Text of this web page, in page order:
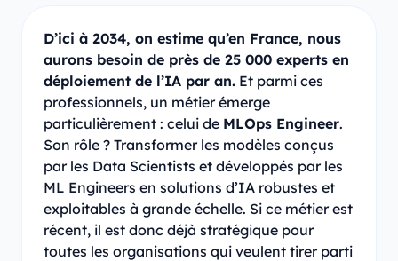
D’ici à 2034, on estime qu’en France, nous
aurons besoin de près de 25 000 experts en
déploiement de l’IA par an. Et parmi ces
professionnels, un métier émerge
particulièrement : celui de MLOps Engineer.
Son rôle ? Transformer les modèles conçus
par les Data Scientists et développés par les
ML Engineers en solutions d’IA robustes et
exploitables à grande échelle. Si ce métier est
récent, il est donc déjà stratégique pour
toutes les organisations qui veulent tirer parti